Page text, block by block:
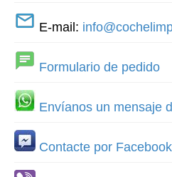
E-mail:
Formulario de pedido
Envíanos un mensaje
Contacte por